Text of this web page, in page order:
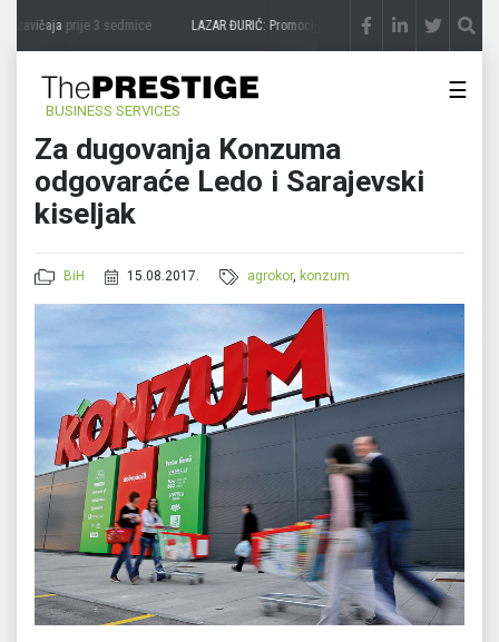
zavičajaprije 3 sedmice LAZAR ĐURIĆ: Promocija potencijal pretvara u destinaciju
BUSINESS SERVICES
☰
Za dugovanja Konzuma
odgovaraće Ledo i Sarajevski
kiseljak
BiH 15.08.2017. agrokor, konzum